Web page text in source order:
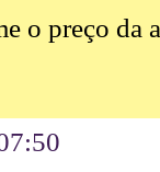
o preço da